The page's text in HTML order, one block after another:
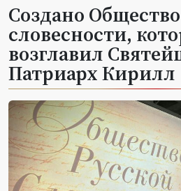
Создано
словесности,
возглавил
Патриарх Кирилл